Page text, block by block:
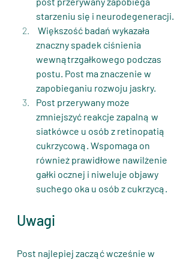
starzeniu się i neurodegeneracji.
znaczny spadek ciśnienia
wewnątrzgałkowego podczas
postu. Post ma znaczenie w
zapobieganiu rozwoju jaskry.
Post przerywany może
zmniejszyć reakcje zapalną w
siatkówce u osób z retinopatią
cukrzycową. Wspomaga on
również prawidłowe nawilżenie
gałki ocznej i niweluje objawy
suchego oka u osób z cukrzycą.
Uwagi
Post najlepiej zacząć wcześnie w